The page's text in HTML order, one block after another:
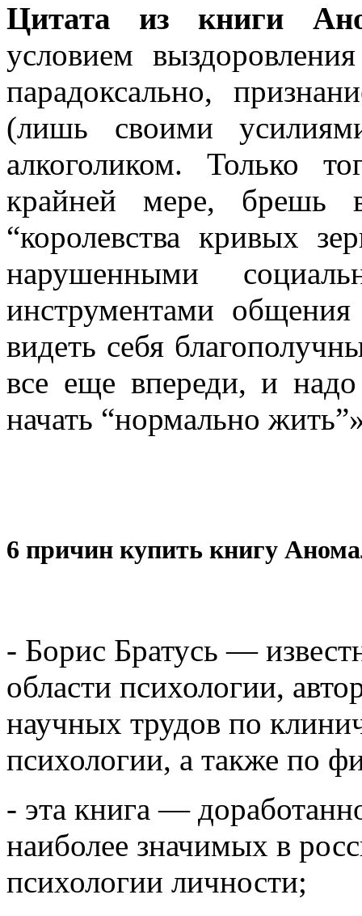
Цитата из книги
условием
парадоксально,
(лишь своими
алкоголиком. Только
крайней мере, брешь
“королевства кривых
нарушенными
инструментами
видеть себя
все еще впереди, и
начать “нормально
6 причин купить книгу
- Борис Братусь —
области психологии,
научных трудов по
психологии, а также по
- эта книга —
наиболее значимых в
психологии личности;